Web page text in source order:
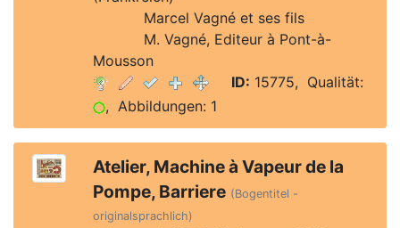
Marcel Vagné et ses fils
M. Vagné, Editeur à Pont-à-
Mousson
ID: 15775, Qualität:
, Abbildungen: 1
Atelier, Machine à Vapeur de la
Pompe, Barriere (Bogentitel -
originalsprachlich)